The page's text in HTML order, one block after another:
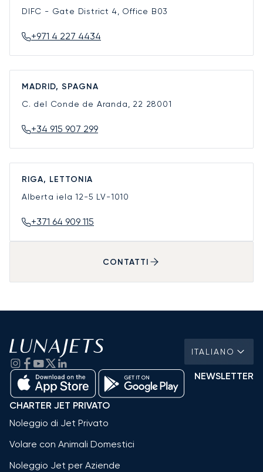
DIFC - Gate District 4, Office B03
+971 4 227 4434
MADRID, SPAGNA
C. del Conde de Aranda, 22 28001
+34 915 907 299
RIGA, LETTONIA
Alberta iela 12-5 LV-1010
+371 64 909 115
CONTATTI
ITALIANO
NEWSLETTER
CHARTER JET PRIVATO
Noleggio di Jet Privato
Volare con Animali Domestici
Noleggio Jet per Aziende